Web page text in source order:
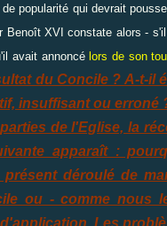
popularité qui devrait
XVI constate alors -
avait annoncé lors de son
du Concile ? A-t-il
insuffisant ou erroné
de l'Eglise, la
apparaît :
déroulé de
ou - comme nous